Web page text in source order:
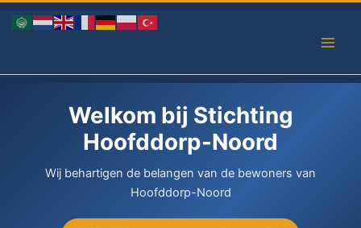
naar
Welkom bij Stichting
Hoofddorp-Noord
Wij behartigen de belangen van de bewoners van
Hoofddorp-Noord